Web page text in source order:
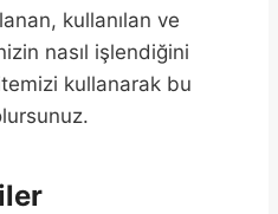
kullanılan ve
nasıl işlendiğini
kullanarak bu